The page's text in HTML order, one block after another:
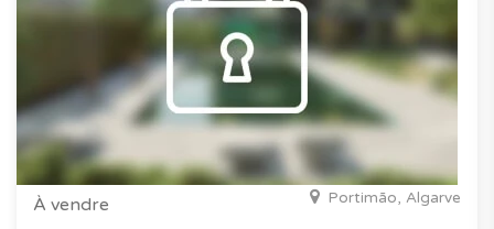
À vendre Portimão, Algarve